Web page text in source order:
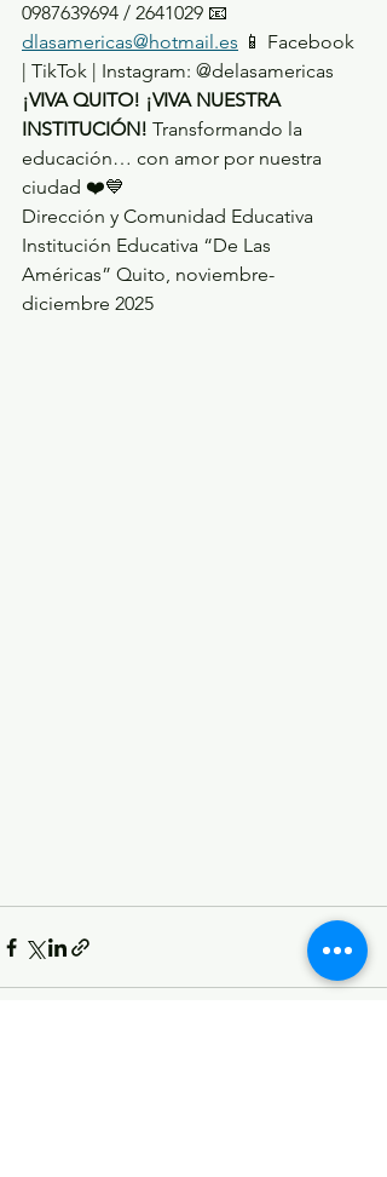
0987639694 / 2641029 📧
dlasamericas@hotmail.es 📱 Facebook
| TikTok | Instagram: @delasamericas
¡VIVA QUITO! ¡VIVA NUESTRA
INSTITUCIÓN! Transformando la
educación… con amor por nuestra
ciudad ❤️💙
Dirección y Comunidad Educativa
Institución Educativa “De Las
Américas” Quito, noviembre-
diciembre 2025